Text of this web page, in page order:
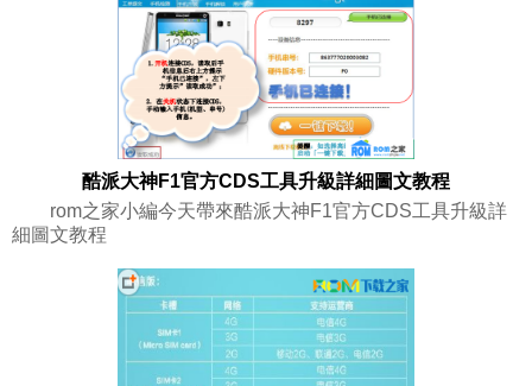
酷派大神F1官方CDS工具升級詳細圖文教程
rom之家小編今天帶來酷派大神F1官方CDS工具升級詳
細圖文教程